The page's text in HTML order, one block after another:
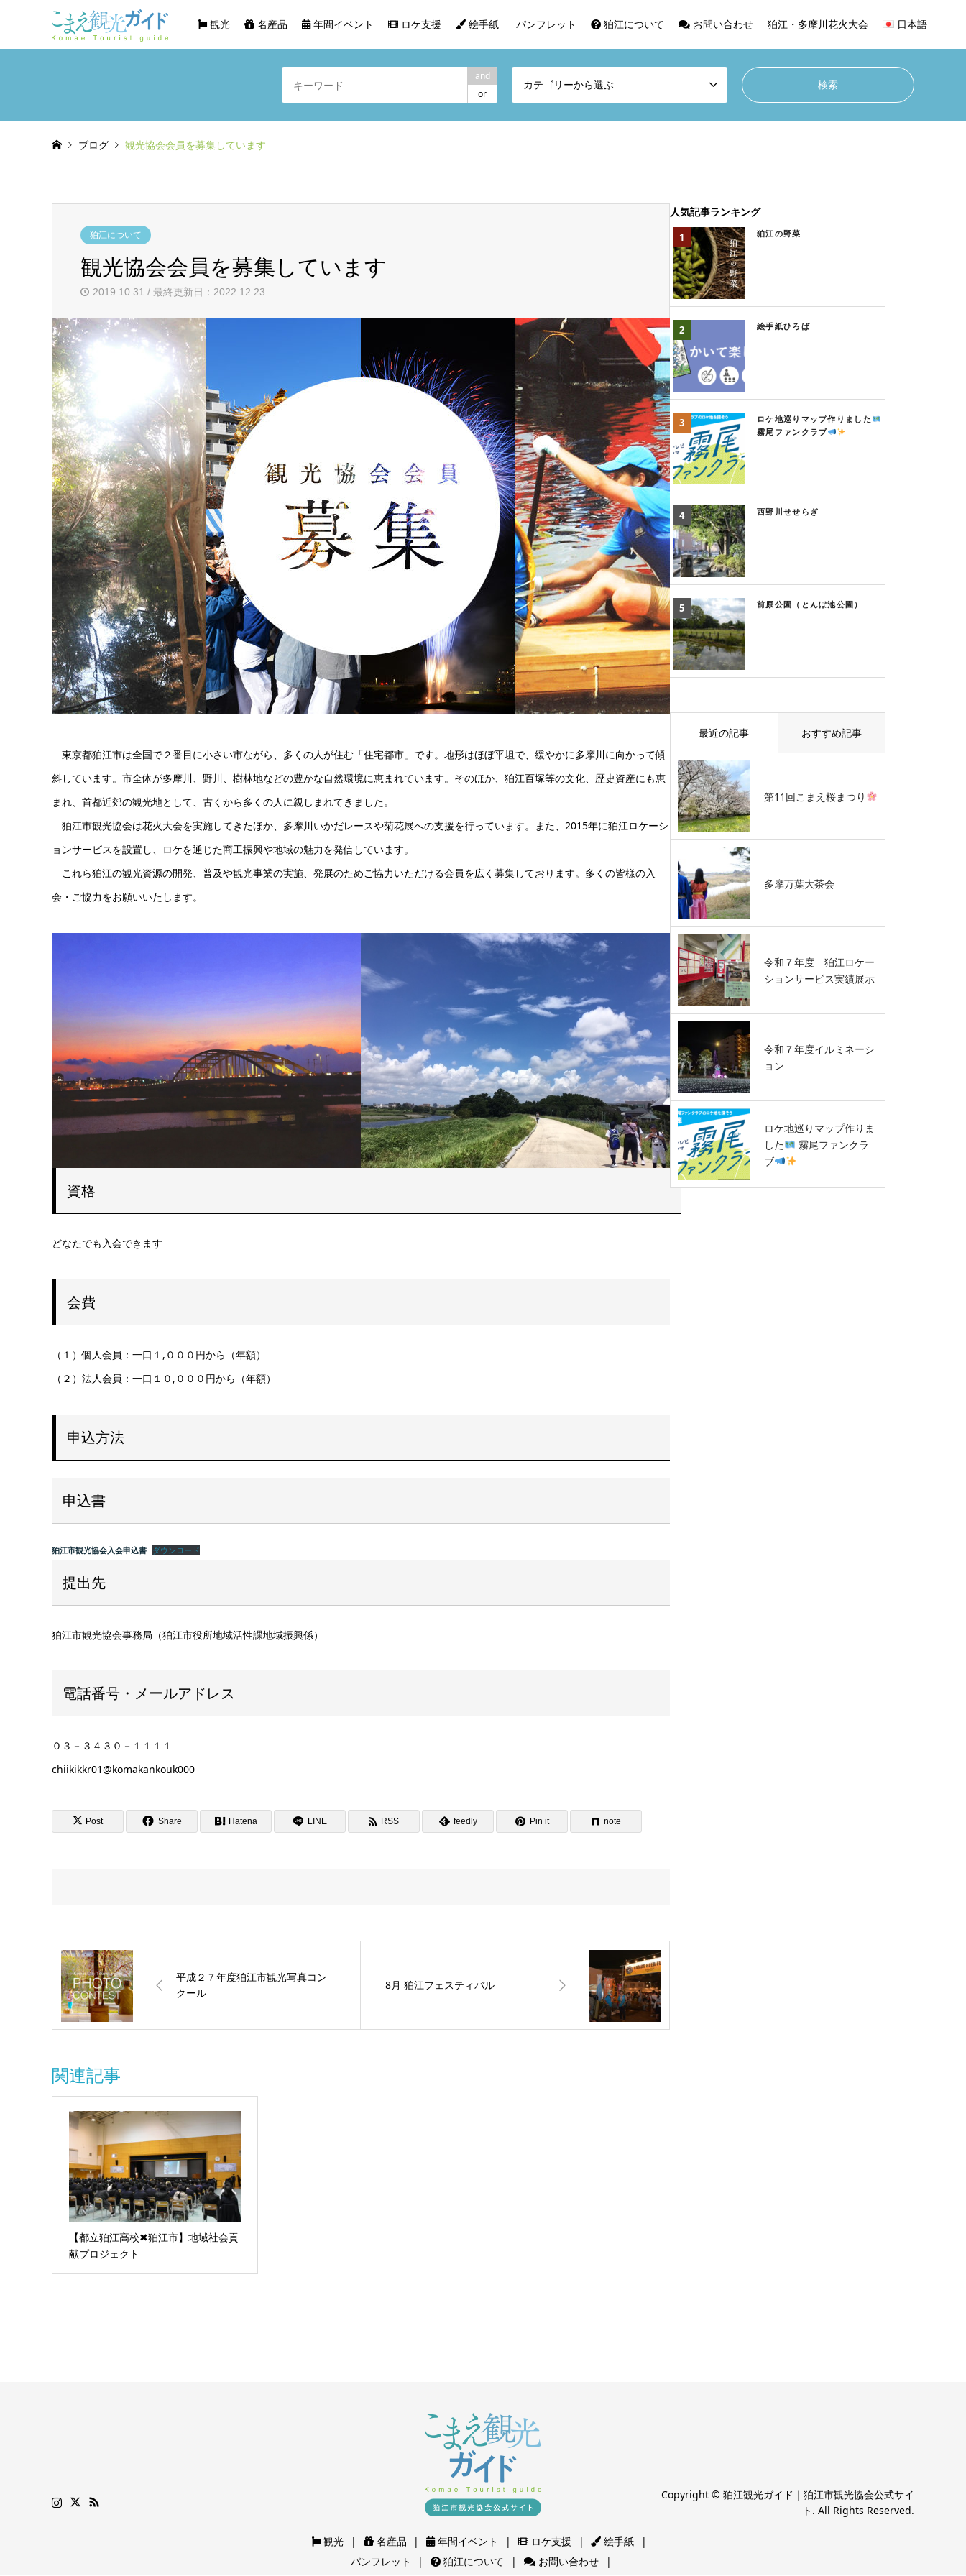
観光 名産品 年間イベント ロケ支援 絵手紙 パンフレット 狛江について お問い合わせ 狛江・多摩川花火大会 日本語
and
or
カテゴリーから選ぶ
ブログ 観光協会会員を募集しています
狛江について
観光協会会員を募集しています
2019.10.31 / 最終更新日：2022.12.23
東京都狛江市は全国で２番目に小さい市ながら、多くの人が住む「住宅都市」です。地形はほぼ平坦で、緩やかに多摩川に向かって傾
斜しています。市全体が多摩川、野川、樹林地などの豊かな自然環境に恵まれています。そのほか、狛江百塚等の文化、歴史資産にも恵
まれ、首都近郊の観光地として、古くから多くの人に親しまれてきました。
狛江市観光協会は花火大会を実施してきたほか、多摩川いかだレースや菊花展への支援を行っています。また、2015年に狛江ロケーシ
ョンサービスを設置し、ロケを通じた商工振興や地域の魅力を発信しています。
これら狛江の観光資源の開発、普及や観光事業の実施、発展のためご協力いただける会員を広く募集しております。多くの皆様の入
会・ご協力をお願いいたします。
資格
どなたでも入会できます
会費
（１）個人会員：一口１,０００円から（年額）
（２）法人会員：一口１０,０００円から（年額）
申込方法
申込書
狛江市観光協会入会申込書 ダウンロード
提出先
狛江市観光協会事務局（狛江市役所地域活性課地域振興係）
電話番号・メールアドレス
０３－３４３０－１１１１
chiikikkr01@komakankouk000
Post Share Hatena LINE RSS feedly Pin it note
平成２７年度狛江市観光写真コン
クール
8月 狛江フェスティバル
関連記事
【都立狛江高校✖狛江市】地域社会貢
献プロジェクト
人気記事ランキング
狛江の野菜
絵手紙ひろば
ロケ地巡りマップ作りました
霧尾ファンクラブ
西野川せせらぎ
前原公園（とんぼ池公園）
最近の記事 おすすめ記事
第11回こまえ桜まつり
多摩万葉大茶会
令和７年度 狛江ロケー
ションサービス実績展示
令和７年度イルミネーシ
ョン
ロケ地巡りマップ作りま
した
霧尾ファンクラ
ブ
観光 名産品 年間イベント ロケ支援
絵手紙
パンフレット
狛江について
お問い合わせ
Copyright © 狛江観光ガイド｜狛江市観光協会公式サイ
ト . All Rights Reserved.